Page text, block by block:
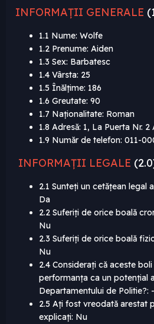
INFORMAȚII GENERALE
1.1 Nume: Wolfe
1.2 Prenume: Aiden
1.3 Sex: Barbatesc
1.4 Vârsta: 25
1.5 Înălțime: 186
1.6 Greutate: 90
1.7 Naționalitate: Roman
1.8 Adresă: 1, La Puerta Nr. 2
1.9 Număr de telefon: 011-
INFORMAȚII LEGALE
2.1 Sunteți un cetățean legal
Da
2.2 Suferiți de orice boală
Nu
2.3 Suferiți de orice boală
Nu
2.4 Considerați că aceste
performanța ca un potențial
Departamentului de Politie?:
2.5 Ați fost vreodată arestat
explicați: Nu